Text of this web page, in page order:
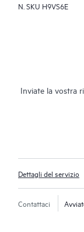
N. SKU H9VS6E
Inviate la vostra
Dettagli del servizio
Contattaci